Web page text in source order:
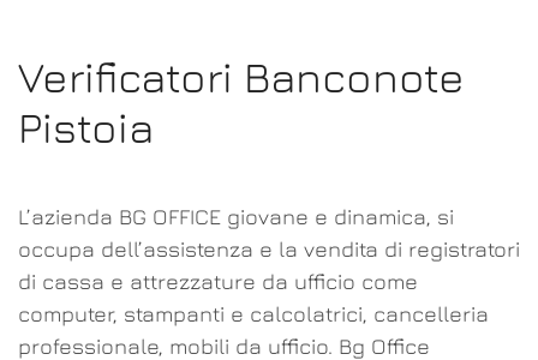
Verificatori Banconote
Pistoia
L’azienda BG OFFICE giovane e dinamica, si
occupa dell’assistenza e la vendita di registratori
di cassa e attrezzature da ufficio come
computer, stampanti e calcolatrici, cancelleria
professionale, mobili da ufficio. Bg Office